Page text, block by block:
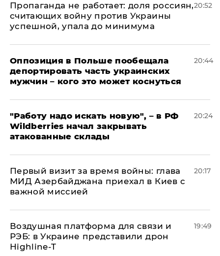
​Пропаганда не работает: доля россиян,
считающих войну против Украины
успешной, упала до минимума
20:52
Оппозиция в Польше пообещала
депортировать часть украинских
мужчин – кого это может коснуться
20:44
"Работу надо искать новую", – в РФ
Wildberries начал закрывать
атакованные склады
20:24
Первый визит за время войны: глава
МИД Азербайджана приехал в Киев с
важной миссией
20:17
Воздушная платформа для связи и
РЭБ: в Украине представили дрон
Highline-T
19:49